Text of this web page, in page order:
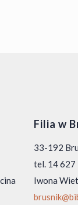
Filia w
33-192
tel. 14 627
Iwona